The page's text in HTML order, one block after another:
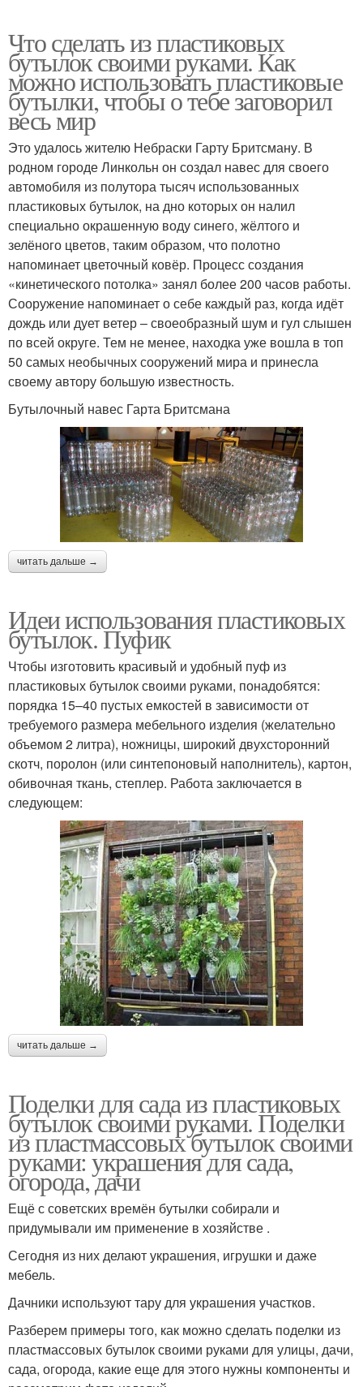
Что сделать из пластиковых
бутылок своими руками. Как
можно использовать пластиковые
бутылки, чтобы о тебе заговорил
весь мир
Это удалось жителю Небраски Гарту Бритсману. В
родном городе Линкольн он создал навес для своего
автомобиля из полутора тысяч использованных
пластиковых бутылок, на дно которых он налил
специально окрашенную воду синего, жёлтого и
зелёного цветов, таким образом, что полотно
напоминает цветочный ковёр. Процесс создания
«кинетического потолка» занял более 200 часов работы.
Сооружение напоминает о себе каждый раз, когда идёт
дождь или дует ветер – своеобразный шум и гул слышен
по всей округе. Тем не менее, находка уже вошла в топ
50 самых необычных сооружений мира и принесла
своему автору большую известность.
Бутылочный навес Гарта Бритсмана
читать дальше →
Идеи использования пластиковых
бутылок. Пуфик
Чтобы изготовить красивый и удобный пуф из
пластиковых бутылок своими руками, понадобятся:
порядка 15–40 пустых емкостей в зависимости от
требуемого размера мебельного изделия (желательно
объемом 2 литра), ножницы, широкий двухсторонний
скотч, поролон (или синтепоновый наполнитель), картон,
обивочная ткань, степлер. Работа заключается в
следующем:
читать дальше →
Поделки для сада из пластиковых
бутылок своими руками. Поделки
из пластмассовых бутылок своими
руками: украшения для сада,
огорода, дачи
Ещё с советских времён бутылки собирали и
придумывали им применение в хозяйстве .
Сегодня из них делают украшения, игрушки и даже
мебель.
Дачники используют тару для украшения участков.
Разберем примеры того, как можно сделать поделки из
пластмассовых бутылок своими руками для улицы, дачи,
сада, огорода, какие еще для этого нужны компоненты и